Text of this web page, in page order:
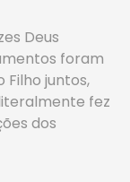
Deus
foram
Filho juntos,
fez
dos